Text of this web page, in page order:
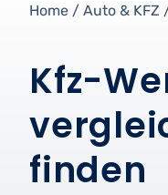
Home / Auto & KFZ
Kfz-
finden